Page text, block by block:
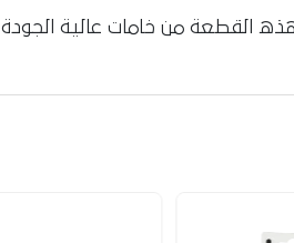
القطعة من خامات عالية الجودة